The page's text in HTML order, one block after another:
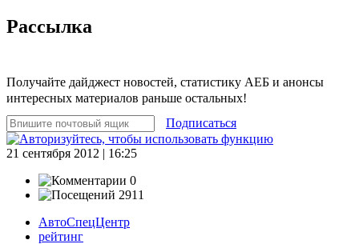
Рассылка
Получайте дайджест новостей, статистику АЕБ и анонсы
интересных материалов раньше остальных!
Подписаться
21 сентября 2012 | 16:25
0
2911
АвтоСпецЦентр
рейтинг